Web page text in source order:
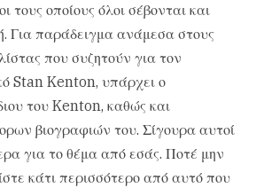
τους οποίους όλοι σέβονται και
Για παράδειγμα ανάμεσα στους
που συζητούν για τον
Stan Kenton, υπάρχει ο
του Kenton, καθώς και
βιογραφιών του. Σίγουρα αυτοί
για το θέμα από εσάς. Ποτέ μην
κάτι περισσότερο από αυτό που